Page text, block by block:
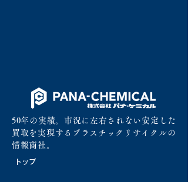
50年の実績。市況に左右されない安定した
買取を実現するプラスチックリサイクルの
情報商社。
トップ